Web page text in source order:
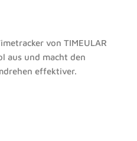
von TIMEULAR
aus und macht den
effektiver.